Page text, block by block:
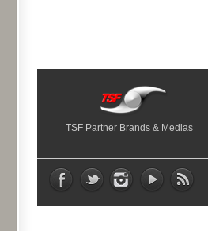
TSF Partner Brands & Medias